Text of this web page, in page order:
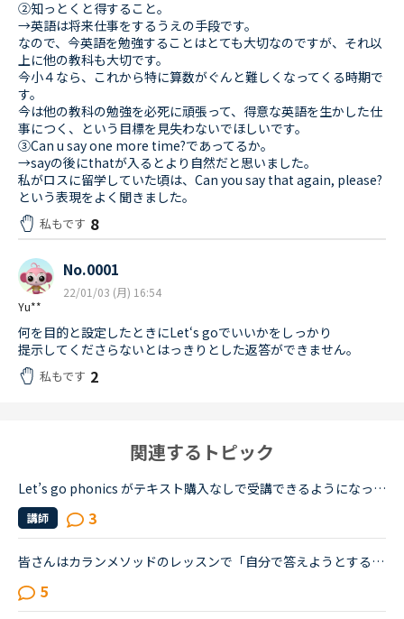
②知っとくと得すること。
→英語は将来仕事をするうえの手段です。
なので、今英語を勉強することはとても大切なのですが、それ以
上に他の教科も大切です。
今小４なら、これから特に算数がぐんと難しくなってくる時期で
す。
今は他の教科の勉強を必死に頑張って、得意な英語を生かした仕
事につく、という目標を見失わないでほしいです。
③Can u say one more time?であってるか。
→sayの後にthatが入るとより自然だと思いました。
私がロスに留学していた頃は、Can you say that again, please?
という表現をよく聞きました。
私もです 8
Yu**
No.0001
22/01/03 (月) 16:54
何を目的と設定したときにLet‘s goでいいかをしっかり
提示してくださらないとはっきりとした返答ができません。
私もです 2
関連するトピック
Let’s go phonics がテキスト購入なしで受講できるようになったみたいですね。Let’s go phonicsを受講されている方に、どんな感じかお聞きしたいです。Let’s go は2から始めて今4の終わりかけです。let’s go phon...
講師 3
皆さんはカランメソッドのレッスンで「自分で答えようとする」と「シャドーイングに徹する」のどちらの方針で臨んでいますか？（特にNew WordsよりDaily Revisionの場合）私は「自分で答えようとする」のほうなの...
5